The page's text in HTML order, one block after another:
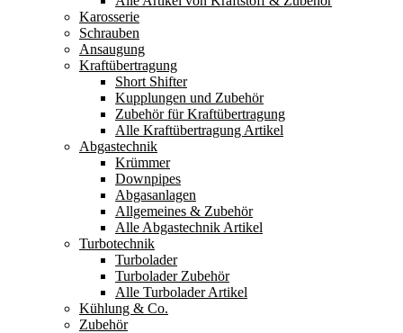
Karosserie
Schrauben
Ansaugung
Kraftübertragung
Short Shifter
Kupplungen und Zubehör
Zubehör für Kraftübertragung
Alle Kraftübertragung Artikel
Abgastechnik
Krümmer
Downpipes
Abgasanlagen
Allgemeines & Zubehör
Alle Abgastechnik Artikel
Turbotechnik
Turbolader
Turbolader Zubehör
Alle Turbolader Artikel
Kühlung & Co.
Zubehör